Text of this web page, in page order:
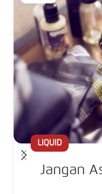
LIQUID
Jangan